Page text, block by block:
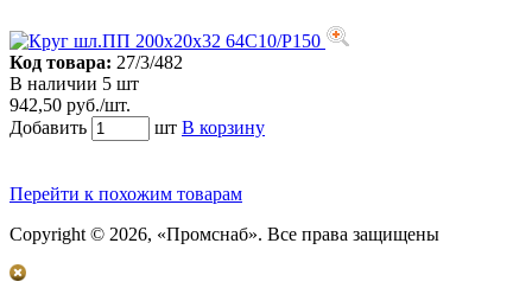
Код товара: 27/3/482
В наличии 5 шт
942,50 руб./шт.
Добавить
шт В корзину
Перейти к похожим товарам
Copyright © 2026, «Промснаб». Все права защищены